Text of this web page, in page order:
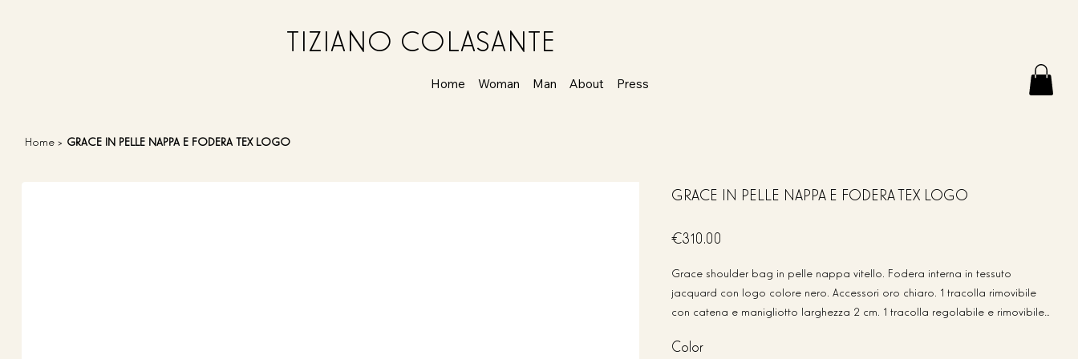
TIZIANO COLASANTE
Home Woman Man About Press
Home > GRACE IN PELLE NAPPA E FODERA TEX LOGO
GRACE IN PELLE NAPPA E FODERA TEX LOGO
€310.00
Grace shoulder bag in pelle nappa vitello. Fodera interna in tessuto
jacquard con logo colore nero. Accessori oro chiaro. 1 tracolla rimovibile
con catena e manigliotto larghezza 2 cm. 1 tracolla regolabile e rimovibile
pelle. Chiusura della borsa con lampo. Struttura della borsa morbida. Made
Color